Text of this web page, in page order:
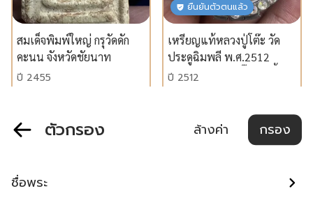
สมเด็จพิมพ์ใหญ่ กรุวัดดัก
คะนน จังหวัดชัยนาท
ปี 2455
ยืนยันตัวตนแล้ว
เหรียญแท้หลวงปู่โต๊ะ วัด
ประดูฉิมพลี พ.ศ.2512
บล็อก 1 หลัง 1 (จิ๊กโก๋) เนื้อ
ปี 2512
ตัวกรอง ล้างค่า กรอง
ชื่อพระ